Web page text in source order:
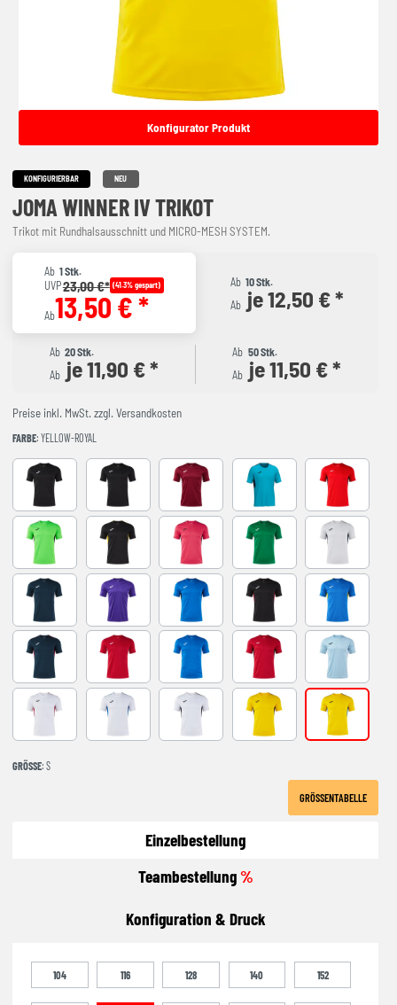
Konfigurator Produkt
KONFIGURIERBAR NEU
JOMA WINNER IV TRIKOT
Trikot mit Rundhalsausschnitt und MICRO-MESH SYSTEM.
Ab 1 Stk.
UVP23,00 €* (41.3% gespart)
Ab13,50 € *
Ab 10 Stk.
Ab je 12,50 € *
Ab 20 Stk.
Ab je 11,90 € *
Ab 50 Stk.
Ab je 11,50 € *
Preise inkl. MwSt. zzgl. Versandkosten
FARBE: YELLOW-ROYAL
BLACK-ANTHRACITEBLACK-WHITE BURGUNDY FLUOR TURQUOISE RED-NAVY
VERDE FLUOR-NEGROBLACK-YELLOW FUCHSIA-BLACK GREEN
NAVY-GREY VIOLETA-BLANCO ROYAL-BLACK BLACK-RED ROYAL-
NAVY-RED RED-WHITE ROYAL-WHITE RED-BLACK
WHITE-ROYAL WHITE-BLACK YELLOW-BLACK YELLOW-
GRÖSSE : S
GRÖSSENTABELLE
Einzelbestellung
Teambestellung%
Konfiguration & Druck
104 116 128 140 152